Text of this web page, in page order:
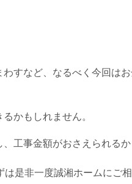
すなど、なるべく今回は
かもしれません。
工事金額がおさえられる
是非一度誠湘ホームにご